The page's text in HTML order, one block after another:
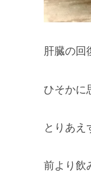
肝臓の回
ひそかに
とりあえ
前より飲